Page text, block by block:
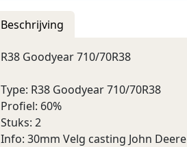
Beschrijving
R38 Goodyear 710/70R38
Type: R38 Goodyear 710/70R38
Profiel: 60%
Stuks: 2
Info: 30mm Velg casting John Deere